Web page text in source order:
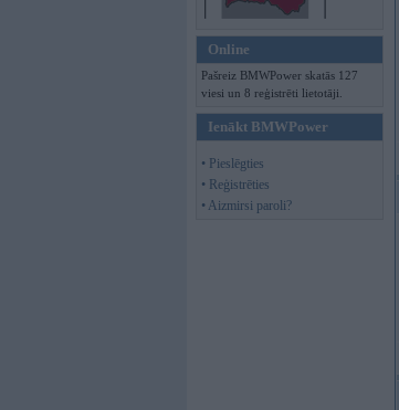
Online
Pašreiz BMWPower skatās 127
viesi un 8 reģistrēti lietotāji.
Ienākt BMWPower
• Pieslēgties
• Reģistrēties
• Aizmirsi paroli?